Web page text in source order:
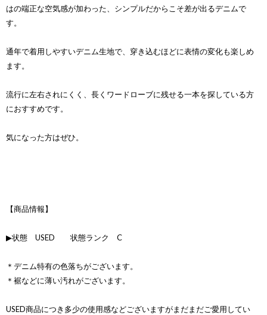
はの端正な空気感が加わった、シンプルだからこそ差が出るデニムで
す。
通年で着用しやすいデニム生地で、穿き込むほどに表情の変化も楽しめ
ます。
流行に左右されにくく、長くワードローブに残せる一本を探している方
におすすめです。
気になった方はぜひ。
【商品情報】
▶状態 USED 状態ランク C
＊デニム特有の色落ちがございます。
＊裾などに薄い汚れがございます。
USED商品につき多少の使用感などございますがまだまだご愛用してい